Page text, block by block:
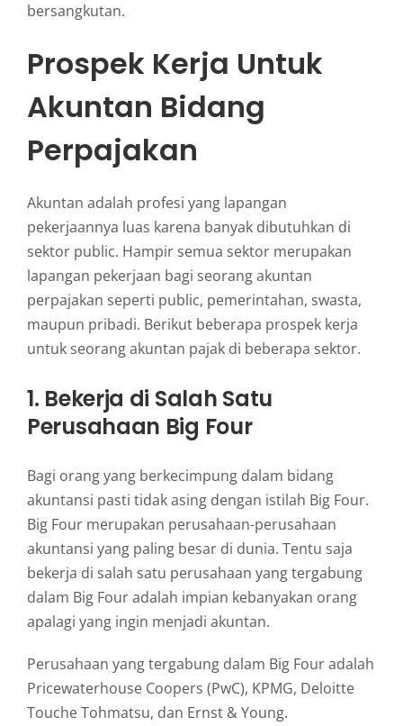
bersangkutan.
Prospek Kerja Untuk
Akuntan Bidang
Perpajakan
Akuntan adalah profesi yang lapangan
pekerjaannya luas karena banyak dibutuhkan di
sektor public. Hampir semua sektor merupakan
lapangan pekerjaan bagi seorang akuntan
perpajakan seperti public, pemerintahan, swasta,
maupun pribadi. Berikut beberapa prospek kerja
untuk seorang akuntan pajak di beberapa sektor.
1. Bekerja di Salah Satu
Perusahaan Big Four
Bagi orang yang berkecimpung dalam bidang
akuntansi pasti tidak asing dengan istilah Big Four.
Big Four merupakan perusahaan-perusahaan
akuntansi yang paling besar di dunia. Tentu saja
bekerja di salah satu perusahaan yang tergabung
dalam Big Four adalah impian kebanyakan orang
apalagi yang ingin menjadi akuntan.
Perusahaan yang tergabung dalam Big Four adalah
Pricewaterhouse Coopers (PwC), KPMG, Deloitte
Touche Tohmatsu, dan Ernst & Young.